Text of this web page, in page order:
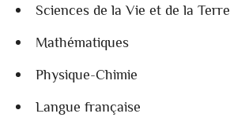
Sciences de la Vie et de la Terre
Mathématiques
Physique-Chimie
Langue française